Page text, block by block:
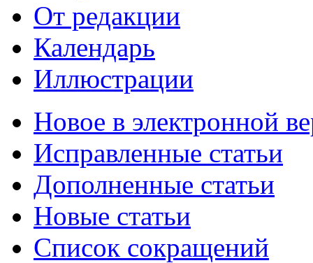
От редакции
Календарь
Иллюстрации
Новое в электронной
Исправленные статьи
Дополненные статьи
Новые статьи
Список сокращений